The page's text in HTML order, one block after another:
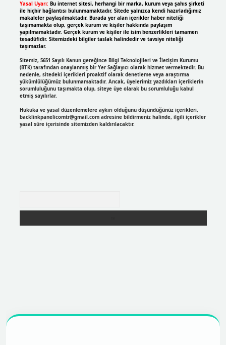
Yasal Uyarı: Bu internet sitesi, herhangi bir marka, kurum veya şahıs şirketi
ile hiçbir bağlantısı bulunmamaktadır. Sitede yalnızca kendi hazırladığımız
makaleler paylaşılmaktadır. Burada yer alan içerikler haber niteliği
taşımamakta olup, gerçek kurum ve kişiler hakkında paylaşım
yapılmamaktadır. Gerçek kurum ve kişiler ile isim benzerlikleri tamamen
tesadüfidir. Sitemizdeki bilgiler taslak halindedir ve tavsiye niteliği
taşımazlar.
Sitemiz, 5651 Sayılı Kanun gereğince Bilgi Teknolojileri ve İletişim Kurumu
(BTK) tarafından onaylanmış bir Yer Sağlayıcı olarak hizmet vermektedir. Bu
nedenle, sitedeki içerikleri proaktif olarak denetleme veya araştırma
yükümlülüğümüz bulunmamaktadır. Ancak, üyelerimiz yazdıkları içeriklerin
sorumluluğunu taşımakta olup, siteye üye olarak bu sorumluluğu kabul
etmiş sayılırlar.
Hukuka ve yasal düzenlemelere aykırı olduğunu düşündüğünüz içerikleri,
backlinkpanelicomtr@gmail.comadresine bildirmeniz halinde, ilgili içerikler
yasal süre içerisinde sitemizden kaldırılacaktır.